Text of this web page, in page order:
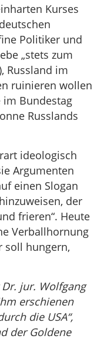
Kurses
Politiker und
„stets zum
Russland im
ruinieren wollen
im Bundestag
Russlands
ideologisch
Argumenten
einen Slogan
der
frieren“. Heute
Verballhornung
soll hungern,
jur. Wolfgang
erschienen
die USA“,
der Goldene